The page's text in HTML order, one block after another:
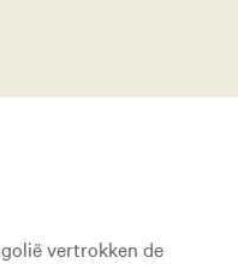
vertrokken de